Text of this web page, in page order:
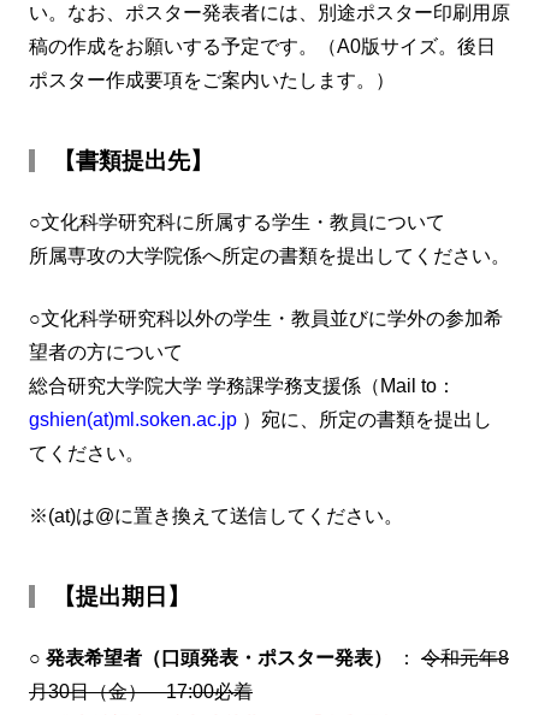
い。なお、ポスター発表者には、別途ポスター印刷用原
稿の作成をお願いする予定です。（A0版サイズ。後日
ポスター作成要項をご案内いたします。）
【書類提出先】
○文化科学研究科に所属する学生・教員について
所属専攻の大学院係へ所定の書類を提出してください。
○文化科学研究科以外の学生・教員並びに学外の参加希
望者の方について
総合研究大学院大学 学務課学務支援係（Mail to：
gshien(at)ml.soken.ac.jp ）宛に、所定の書類を提出し
てください。
※(at)は@に置き換えて送信してください。
【提出期日】
○ 発表希望者（口頭発表・ポスター発表） ： 令和元年8
月30日（金） 17:00必着